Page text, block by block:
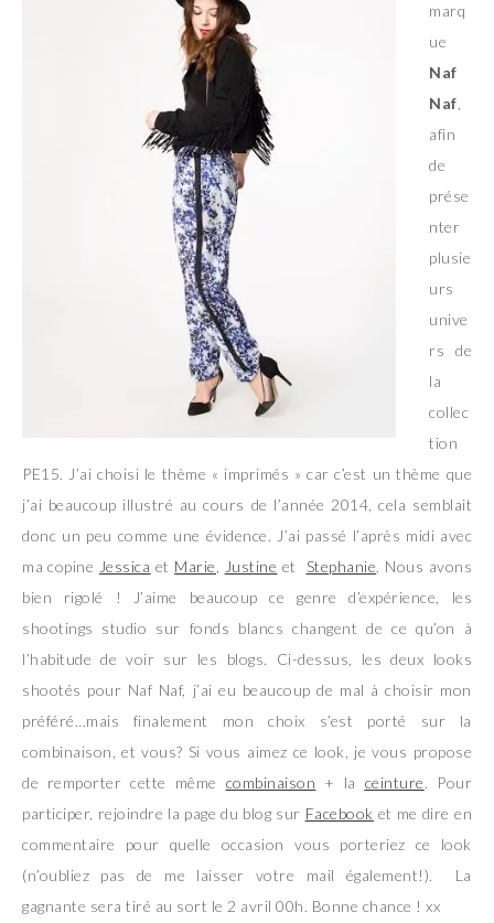
marq
ue
Naf
Naf
afin
de
prése
nter
plusie
urs
unive
rs de
la
collec
tion
PE15. J’ai choisi le thème « imprimés » car c’est un thème que
j’ai beaucoup illustré au cours de l’année 2014, cela semblait
donc un peu comme une évidence. J’ai passé l’après midi avec
ma copine Jessica et Marie Justine et Stephanie. Nous avons
bien rigolé ! J’aime beaucoup ce genre d’expérience, les
shootings studio sur fonds blancs changent de ce qu’on à
l’habitude de voir sur les blogs. Ci-dessus, les deux looks
shootés pour Naf Naf, j’ai eu beaucoup de mal à choisir mon
préféré…mais finalement mon choix s’est porté sur la
combinaison, et vous? Si vous aimez ce look, je vous propose
de remporter cette même combinaison + la ceinture. Pour
participer, rejoindre la page du blog sur Facebook et me dire en
commentaire pour quelle occasion vous porteriez ce look
(n’oubliez pas de me laisser votre mail également!). La
gagnante sera tiré au sort le 2 avril 00h. Bonne chance ! xx